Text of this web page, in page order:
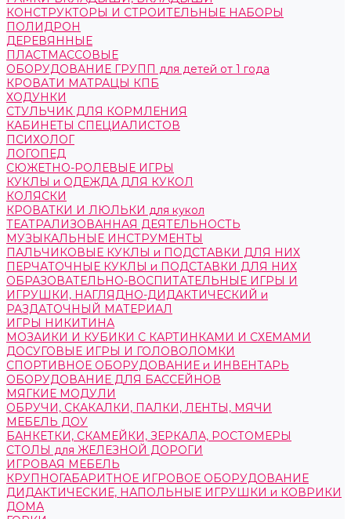
КОНСТРУКТОРЫ И СТРОИТЕЛЬНЫЕ НАБОРЫ
ПОЛИДРОН
ДЕРЕВЯННЫЕ
ПЛАСТМАССОВЫЕ
ОБОРУДОВАНИЕ ГРУПП для детей от 1 года
КРОВАТИ МАТРАЦЫ КПБ
ХОДУНКИ
СТУЛЬЧИК ДЛЯ КОРМЛЕНИЯ
КАБИНЕТЫ СПЕЦИАЛИСТОВ
ПСИХОЛОГ
ЛОГОПЕД
СЮЖЕТНО-РОЛЕВЫЕ ИГРЫ
КУКЛЫ и ОДЕЖДА ДЛЯ КУКОЛ
КОЛЯСКИ
КРОВАТКИ И ЛЮЛЬКИ для кукол
ТЕАТРАЛИЗОВАННАЯ ДЕЯТЕЛЬНОСТЬ
МУЗЫКАЛЬНЫЕ ИНСТРУМЕНТЫ
ПАЛЬЧИКОВЫЕ КУКЛЫ и ПОДСТАВКИ ДЛЯ НИХ
ПЕРЧАТОЧНЫЕ КУКЛЫ и ПОДСТАВКИ ДЛЯ НИХ
ОБРАЗОВАТЕЛЬНО-ВОСПИТАТЕЛЬНЫЕ ИГРЫ И
ИГРУШКИ, НАГЛЯДНО-ДИДАКТИЧЕСКИЙ и
РАЗДАТОЧНЫЙ МАТЕРИАЛ
ИГРЫ НИКИТИНА
МОЗАИКИ И КУБИКИ С КАРТИНКАМИ И СХЕМАМИ
ДОСУГОВЫЕ ИГРЫ И ГОЛОВОЛОМКИ
СПОРТИВНОЕ ОБОРУДОВАНИЕ и ИНВЕНТАРЬ
ОБОРУДОВАНИЕ ДЛЯ БАССЕЙНОВ
МЯГКИЕ МОДУЛИ
ОБРУЧИ, СКАКАЛКИ, ПАЛКИ, ЛЕНТЫ, МЯЧИ
МЕБЕЛЬ ДОУ
БАНКЕТКИ, СКАМЕЙКИ, ЗЕРКАЛА, РОСТОМЕРЫ
СТОЛЫ для ЖЕЛЕЗНОЙ ДОРОГИ
ИГРОВАЯ МЕБЕЛЬ
КРУПНОГАБАРИТНОЕ ИГРОВОЕ ОБОРУДОВАНИЕ
ДИДАКТИЧЕСКИЕ, НАПОЛЬНЫЕ ИГРУШКИ и КОВРИКИ
ДОМА